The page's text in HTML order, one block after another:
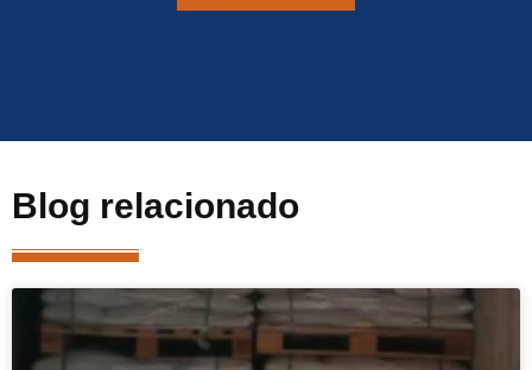
Blog relacionado